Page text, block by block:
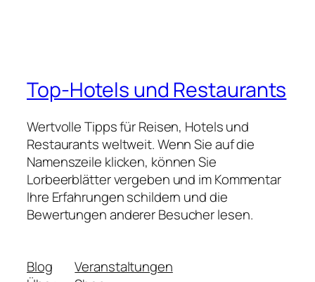
Top-Hotels und Restaurants
Wertvolle Tipps für Reisen, Hotels und
Restaurants weltweit. Wenn Sie auf die
Namenszeile klicken, können Sie
Lorbeerblätter vergeben und im Kommentar
Ihre Erfahrungen schildern und die
Bewertungen anderer Besucher lesen.
Blog
Veranstaltungen